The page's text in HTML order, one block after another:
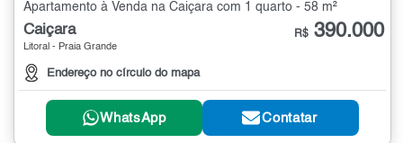
Apartamento à Venda na Caiçara com 1 quarto - 58 m²
Caiçara
Litoral - Praia Grande
Endereço no círculo do mapa
R$ 390.000
WhatsApp Contatar